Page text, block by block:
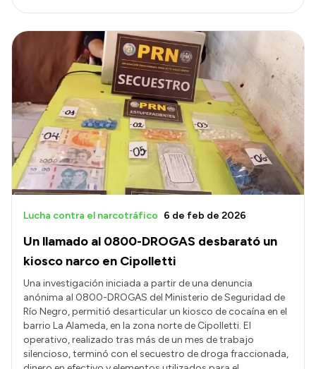
Un llamado al 0800-DROGAS desbarató un
kiosco narco en Cipolletti
Lucha contra el narcotráfico 6 de feb de 2026
Una investigación iniciada a partir de una denuncia
anónima al 0800-DROGAS del Ministerio de Seguridad de
Río Negro, permitió desarticular un kiosco de cocaína en el
barrio La Alameda, en la zona norte de Cipolletti. El
operativo, realizado tras más de un mes de trabajo
silencioso, terminó con el secuestro de droga fraccionada,